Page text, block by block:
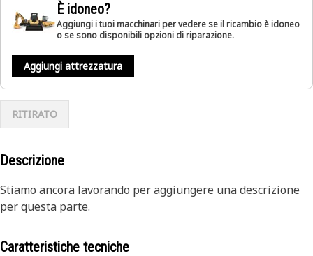
È idoneo?
Aggiungi i tuoi macchinari per vedere se il ricambio è idoneo
o se sono disponibili opzioni di riparazione.
Aggiungi attrezzatura
RITIRATO
Descrizione
Stiamo ancora lavorando per aggiungere una descrizione
per questa parte.
Caratteristiche tecniche